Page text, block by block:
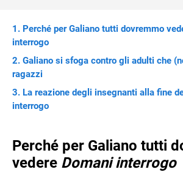
Perché per Galiano tutti dovremmo
interrogo
Galiano si sfoga contro gli adulti che
ragazzi
La reazione degli insegnanti alla fine
interrogo
Perché per Galiano tutti
vedere Domani interrogo